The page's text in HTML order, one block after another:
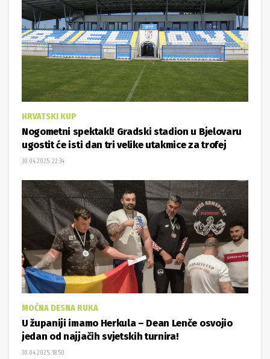
HRVATSKI KUP
Nogometni spektakl! Gradski stadion u Bjelovaru
ugostit će isti dan tri velike utakmice za trofej
30.04.2025. 22:34
MOĆNA DESNA RUKA
U županiji imamo Herkula – Dean Lenče osvojio
jedan od najjačih svjetskih turnira!
30.04.2025. 18:50